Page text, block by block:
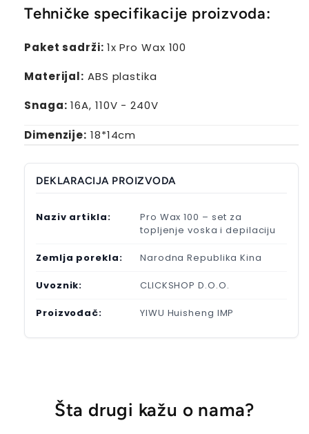
Tehničke specifikacije proizvoda:
Paket sadrži: 1x Pro Wax 100
Materijal: ABS plastika
Snaga: 16A, 110V - 240V
Dimenzije: 18*14cm
DEKLARACIJA PROIZVODA
Naziv artikla:
Pro Wax 100 – set za
topljenje voska i depilaciju
Zemlja porekla: Narodna Republika Kina
Uvoznik: CLICKSHOP D.O.O.
Proizvođač: YIWU Huisheng IMP
Šta drugi kažu o nama?